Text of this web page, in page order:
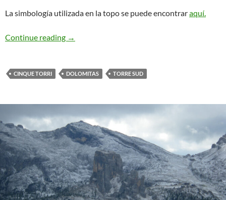
La simbología utilizada en la topo se puede encontraraquí.
Continue reading Diretta Dimai. Cinque Torri
→
CINQUE TORRI DOLOMITAS TORRE SUD